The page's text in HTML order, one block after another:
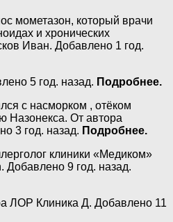
мометазон, который врачи
и хронических
Иван. Добавлено 1 год.
5 год. назад. Подробнее.
с насморком , отёком
Назонекса. От автора
3 год. назад. Подробнее.
клиники «Медиком»
Добавлено 9 год. назад.
ЛОР Клиника Д. Добавлено 11